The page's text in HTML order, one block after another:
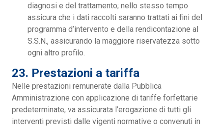
diagnosi e del trattamento; nello stesso tempo
assicura che i dati raccolti saranno trattati ai fini del
programma d’intervento e della rendicontazione al
S.S.N., assicurando la maggiore riservatezza sotto
ogni altro profilo.
23. Prestazioni a tariffa
Nelle prestazioni remunerate dalla Pubblica
Amministrazione con applicazione di tariffe forfettarie
predeterminate, va assicurata l’erogazione di tutti gli
interventi previsti dalle vigenti normative o convenuti in